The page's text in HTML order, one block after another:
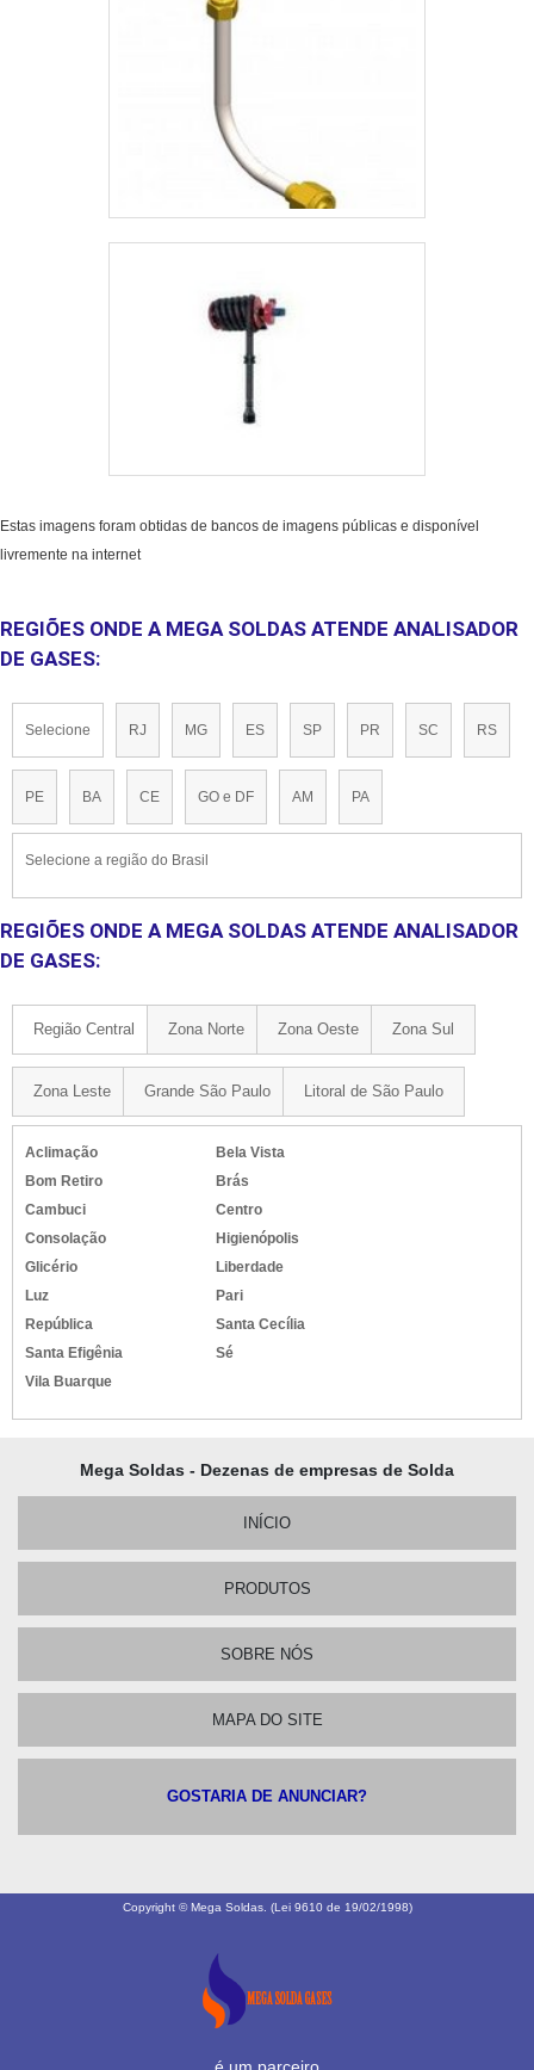
Estas imagens foram obtidas de bancos de imagens públicas e disponível
livremente na internet
REGIÕES ONDE A MEGA SOLDAS ATENDE ANALISADOR
DE GASES:
Selecione RJ MG ES SP PR SC RS
PE BA CE GO e DF AM PA
Selecione a região do Brasil
REGIÕES ONDE A MEGA SOLDAS ATENDE ANALISADOR
DE GASES:
Região Central Zona Norte Zona Oeste Zona Sul
Zona Leste Grande São Paulo Litoral de São Paulo
Aclimação
Bela Vista
Bom Retiro
Brás
Cambuci
Centro
Consolação
Higienópolis
Glicério
Liberdade
Luz
Pari
República
Santa Cecília
Santa Efigênia
Sé
Vila Buarque
Mega Soldas - Dezenas de empresas de Solda
INÍCIO
PRODUTOS
SOBRE NÓS
MAPA DO SITE
GOSTARIA DE ANUNCIAR?
Copyright © Mega Soldas. (Lei 9610 de 19/02/1998)